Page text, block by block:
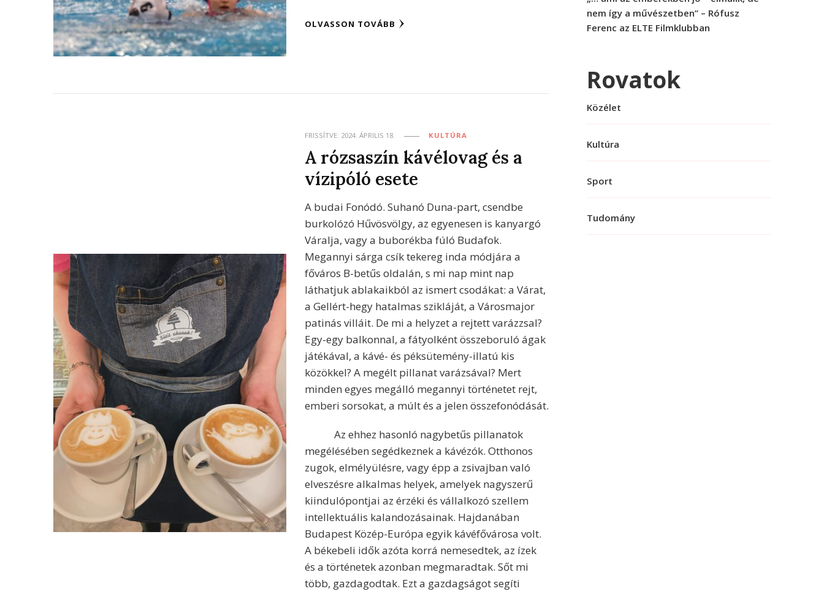
OLVASSON TOVÁBB
FRISSÍTVE: 2024. ÁPRILIS 18. KULTÚRA
A rózsaszín kávélovag és a
vízipóló esete
A budai Fonódó. Suhanó Duna-part, csendbe
burkolózó Hűvösvölgy, az egyenesen is kanyargó
Váralja, vagy a buborékba fúló Budafok.
Megannyi sárga csík tekereg inda módjára a
főváros B-betűs oldalán, s mi nap mint nap
láthatjuk ablakaikból az ismert csodákat: a Várat,
a Gellért-hegy hatalmas szikláját, a Városmajor
patinás villáit. De mi a helyzet a rejtett varázzsal?
Egy-egy balkonnal, a fátyolként összeboruló ágak
játékával, a kávé- és péksütemény-illatú kis
közökkel? A megélt pillanat varázsával? Mert
minden egyes megálló megannyi történetet rejt,
emberi sorsokat, a múlt és a jelen összefonódását.
Az ehhez hasonló nagybetűs pillanatok
megélésében segédkeznek a kávézók. Otthonos
zugok, elmélyülésre, vagy épp a zsivajban való
elveszésre alkalmas helyek, amelyek nagyszerű
kiindulópontjai az érzéki és vállalkozó szellem
intellektuális kalandozásainak. Hajdanában
Budapest Közép-Európa egyik kávéfővárosa volt.
A békebeli idők azóta korrá nemesedtek, az ízek
és a történetek azonban megmaradtak. Sőt mi
több, gazdagodtak. Ezt a gazdagságot segíti
nem így a művészetben” – Rófusz
Ferenc az ELTE Filmklubban
Rovatok
Közélet
Kultúra
Sport
Tudomány